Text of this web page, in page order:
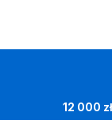
12 000 zł